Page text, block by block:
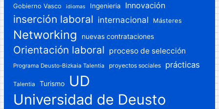
Gobierno Vasco idiomas Ingenieria Innovación
inserción laboral internacional Másteres
Networking nuevas contrataciones
Orientación laboral proceso de selección
Programa Deusto-Bizkaia Talentia proyectos sociales prácticas
Talentia Turismo
UD
Universidad de Deusto